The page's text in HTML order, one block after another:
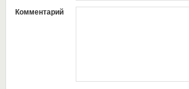
Комментарий